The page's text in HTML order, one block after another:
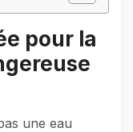
pour la
une eau